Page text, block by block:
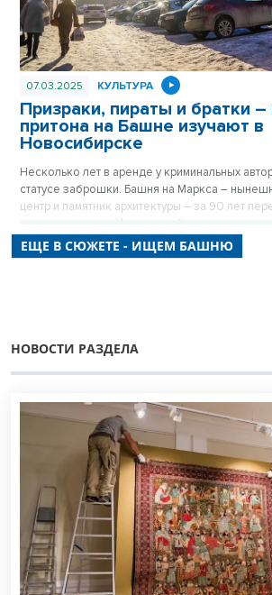
07.03.2025 КУЛЬТУРА
Призраки, пираты и братки
притона на Башне изучают в
Новосибирске
Несколько лет в аренде у криминальных
статусе заброшки. Башня на Маркса –
центр и памятник архитектуры – за 90 лет
разные времена. Истории о тёмных временах
собирают хранители Башни.
ЕЩЕ В СЮЖЕТЕ - ИЩЕМ БАШНЮ
НОВОСТИ РАЗДЕЛА